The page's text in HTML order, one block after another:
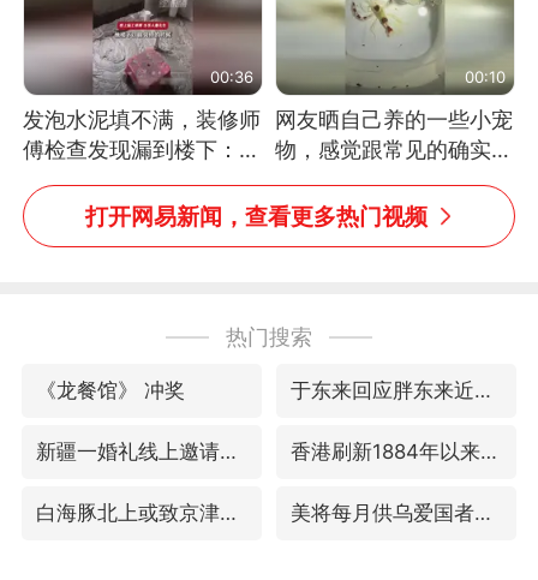
00:36
发泡水泥填不满，装修师
傅检查发现漏到楼下：出
风口未延伸到外墙
00:10
网友晒自己养的一些小宠
物，感觉跟常见的确实有
些不一样
打开网易新闻，查看更多热门视频
热门搜索
《龙餐馆》 冲奖 于东来回应胖东来近25年老店年底关闭
新疆一婚礼线上邀请引热议 香港刷新1884年以来最高气温纪录
白海豚北上或致京津冀暴雨 美将每月供乌爱国者拦截导弹